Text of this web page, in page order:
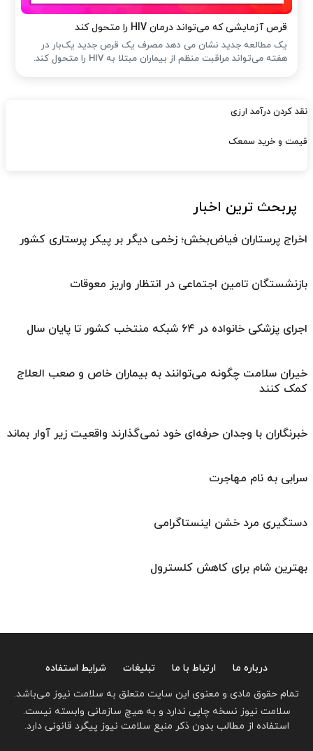
قرص آزمایشی که می‌تواند درمان HIV را متحول کند
یک مطالعه جدید نشان می دهد مصرف یک قرص جدید یک‌بار در
هفته می‌تواند مراقبت منظم از بیماران مبتلا به HIV را متحول کند.
نقد کردن درآمد ارزی
قیمت و خرید سمعک
پربحث ترین اخبار
اخراج پرستاران فیاض‌بخش؛ زخمی دیگر بر پیکر پرستاری کشور
بازنشستگان تامین اجتماعی در انتظار واریز معوقات
اجرای پزشکی خانواده در ۶۴ شبکه منتخب کشور تا پایان سال
خیران سلامت چگونه می‌توانند به بیماران خاص و صعب العلاج
کمک کنند
خبرنگاران با وجدان حرفه‌ای خود نمی‌گذارند واقعیت زیر آوار بماند
سرابی به نام مهاجرت
دستگیری مرد خشن اینستاگرامی
بهترین شام برای کاهش کلسترول
درباره ما ارتباط با ما تبلیغات
شرایط استفاده
تمام حقوق مادی و معنوی این سایت متعلق به سلامت نیوز می‌باشد.
سلامت نیوز نسخه چاپی ندارد و به هیچ سازمانی وابسته نیست.
استفاده از مطالب بدون ذکر منبع سلامت نیوز پیگرد قانونی دارد.